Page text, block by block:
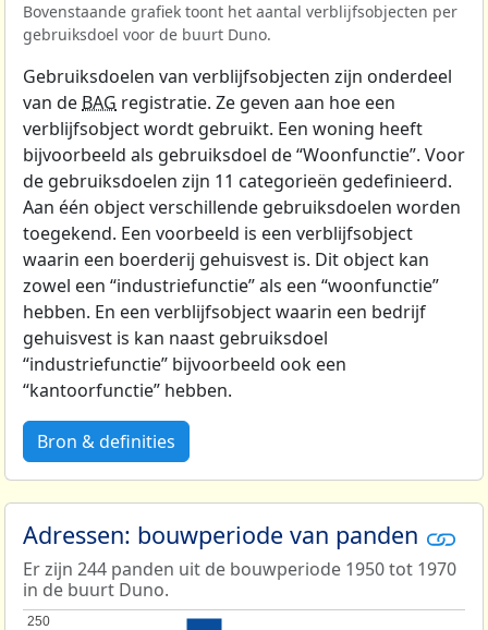
Bovenstaande grafiek toont het aantal verblijfsobjecten per
gebruiksdoel voor de buurt Duno.
Gebruiksdoelen van verblijfsobjecten zijn onderdeel
van de BAG registratie. Ze geven aan hoe een
verblijfsobject wordt gebruikt. Een woning heeft
bijvoorbeeld als gebruiksdoel de “Woonfunctie”. Voor
de gebruiksdoelen zijn 11 categorieën gedefinieerd.
Aan één object verschillende gebruiksdoelen worden
toegekend. Een voorbeeld is een verblijfsobject
waarin een boerderij gehuisvest is. Dit object kan
zowel een “industriefunctie” als een “woonfunctie”
hebben. En een verblijfsobject waarin een bedrijf
gehuisvest is kan naast gebruiksdoel
“industriefunctie” bijvoorbeeld ook een
“kantoorfunctie” hebben.
Bron & definities
Adressen: bouwperiode van panden
Er zijn 244 panden uit de bouwperiode 1950 tot 1970
in de buurt Duno.
250
250